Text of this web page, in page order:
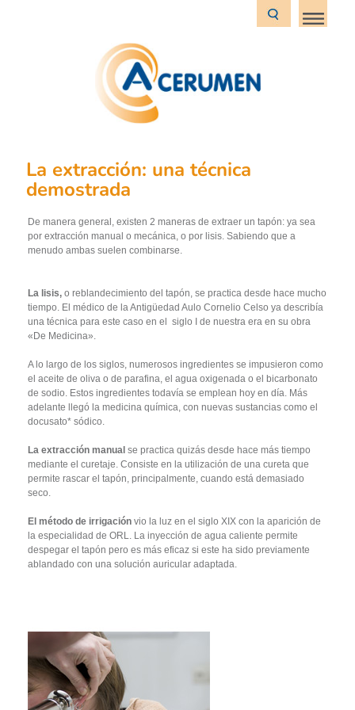
La extracción: una técnica
demostrada
De manera general, existen 2 maneras de extraer un tapón: ya sea
por extracción manual o mecánica, o por lisis. Sabiendo que a
menudo ambas suelen combinarse.
La lisis, o reblandecimiento del tapón, se practica desde hace mucho
tiempo. El médico de la Antigüedad Aulo Cornelio Celso ya describía
una técnica para este caso en el
siglo I de nuestra era en su obra
«De Medicina».
A lo largo de los siglos, numerosos ingredientes se impusieron como
el aceite de oliva o de parafina, el agua oxigenada o el
bicarbonato
de sodio. Estos ingredientes todavía se emplean hoy en día. Más
adelante llegó la medicina química, con nuevas sustancias como el
docusato* sódico.
La extracción manual se practica quizás desde hace más tiempo
mediante el curetaje. Consiste en la utilización de una cureta que
permite rascar el tapón, principalmente, cuando está demasiado
seco.
El método de irrigación vio la luz en el siglo XIX con la aparición de
la especialidad de ORL. La inyección de agua caliente permite
despegar el tapón pero es más eficaz si este ha sido previamente
ablandado con una solución auricular adaptada.